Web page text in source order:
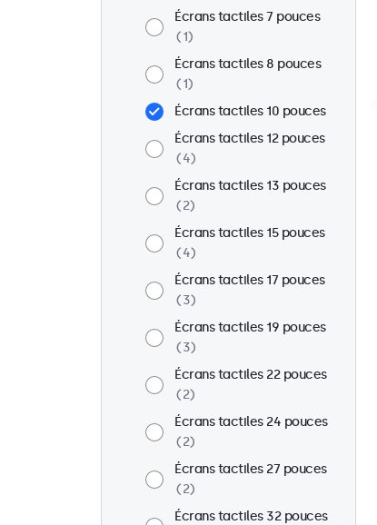
Écrans tactiles 7 pouces
1
Écrans tactiles 8 pouces
1
Écrans tactiles 10 pouces
Écrans tactiles 12 pouces
4
Écrans tactiles 13 pouces
2
Écrans tactiles 15 pouces
4
Écrans tactiles 17 pouces
3
Écrans tactiles 19 pouces
3
Écrans tactiles 22 pouces
2
Écrans tactiles 24 pouces
2
Écrans tactiles 27 pouces
2
Écrans tactiles 32 pouces